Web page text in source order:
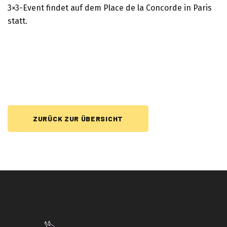
3×3-Event findet auf dem Place de la Concorde in Paris
statt.
ZURÜCK ZUR ÜBERSICHT